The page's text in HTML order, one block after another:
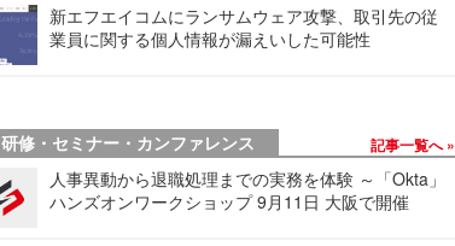
新エフエイコムにランサムウェア攻撃、取引先の従
業員に関する個人情報が漏えいした可能性
研修・セミナー・カンファレンス 記事一覧へ
人事異動から退職処理までの実務を体験 ～「Okta」
ハンズオンワークショップ 9月11日 大阪で開催